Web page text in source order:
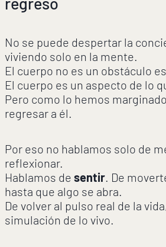
No se puede despertar la
viviendo solo en la mente.
El cuerpo no es un obstáculo
El cuerpo es un aspecto de lo
Pero como lo hemos
regresar a él.
Por eso no hablamos solo de
reflexionar.
Hablamos de sentir. De
hasta que algo se abra.
De volver al pulso real de la
simulación de lo vivo.